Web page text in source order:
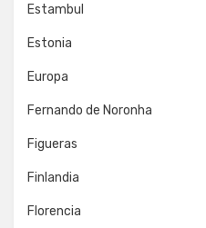
Estambul
Estonia
Europa
Fernando de Noronha
Figueras
Finlandia
Florencia